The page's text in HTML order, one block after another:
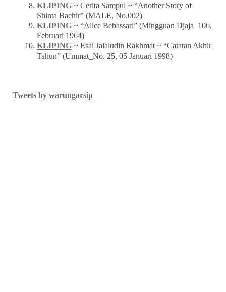
KLIPING~ Cerita Sampul ~ “Another Story of
Shinta Bachir” (MALE, No.002)
KLIPING~ “Alice Bebassari” (Mingguan Djaja_106,
Februari 1964)
KLIPING~ Esai Jalaludin Rakhmat ~ “Catatan Akhir
Tahun” (Ummat_No. 25, 05 Januari 1998)
Tweets by warungarsip